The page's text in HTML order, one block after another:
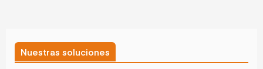
Nuestras soluciones